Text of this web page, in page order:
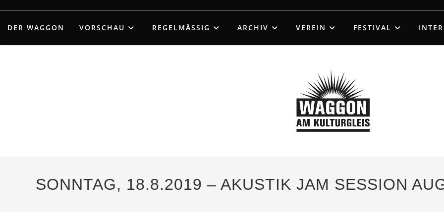
springen
DER WAGGON VORSCHAU REGELMÄSSIG ARCHIV VEREIN FESTIVAL
SONNTAG, 18.8.2019 – AKUSTIK JAM SESSION